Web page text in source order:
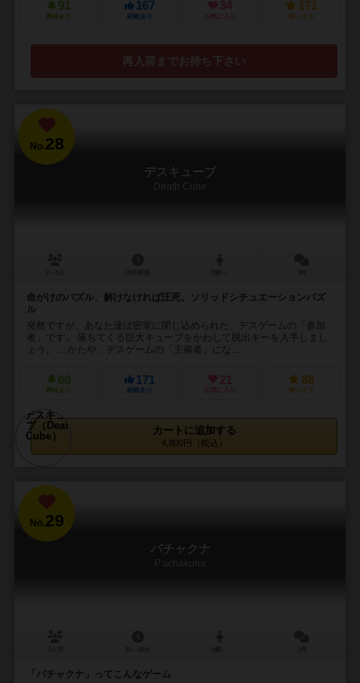
91
興味あり
167
経験あり
34
お気に入り
171
持ってる
再入荷までお待ち下さい
No.28
デスキューブ
Death Cube
命がけのパズル、解けなければ圧死。ソリッドシチュエーションパズ
ル
突然ですが、あなた達は密室に閉じ込められた、デスゲームの「参加
者」です。 落ちてくる巨大キューブをかわして脱出キーを入手しまし
ょう。 …かたや、デスゲームの「主催者」にな...
60
興味あり
171
経験あり
21
お気に入り
88
持ってる
カートに追加する
4,800円（税込）
No.29
パチャクナ
P'achakuna
「パチャクナ」ってこんなゲーム